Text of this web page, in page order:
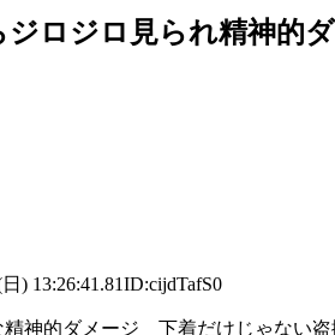
ジロジロ見られ精神的
) 13:26:41.81ID:cijdTafS0
精神的ダメージ 下着だけじゃない